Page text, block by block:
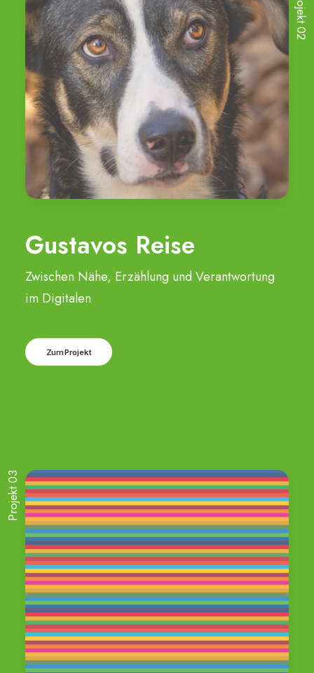
Gustavos Reise
Zwischen Nähe, Erzählung und Verantwortung
im Digitalen
Zum Projekt
Projekt 02
Projekt 03